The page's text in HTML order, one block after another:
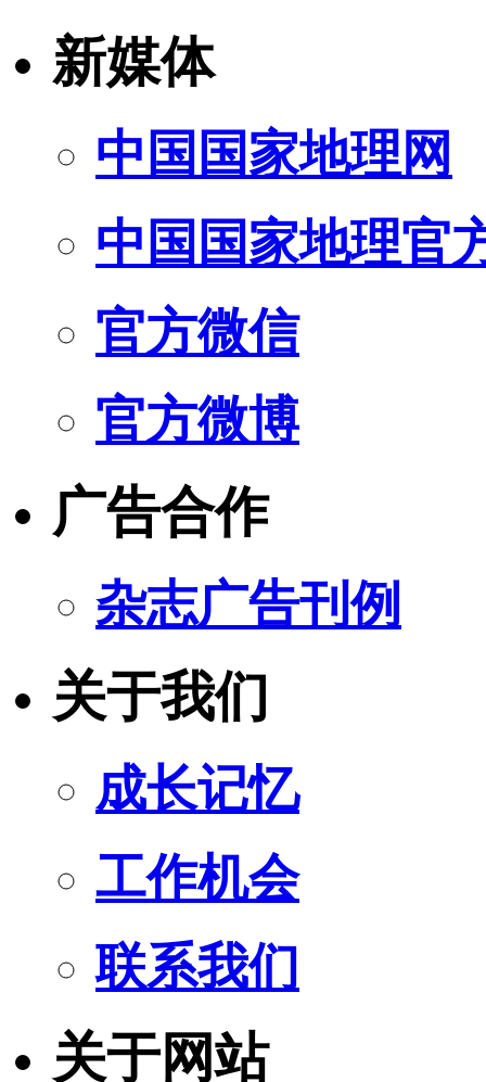
新媒体
中国国家地理网
中国国家地理官
官方微信
官方微博
广告合作
杂志广告刊例
关于我们
成长记忆
工作机会
联系我们
关于网站